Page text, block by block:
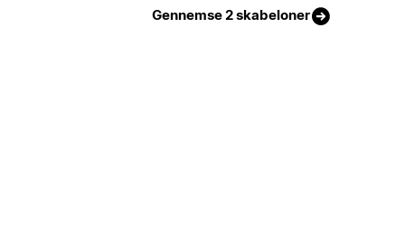
Gennemse 2 skabeloner